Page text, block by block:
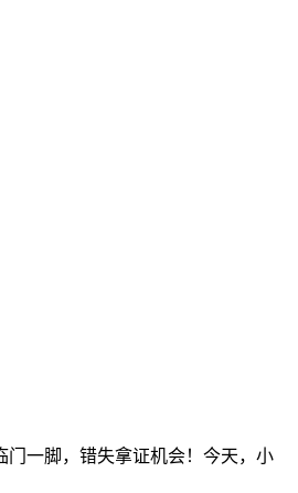
门一脚，错失拿证机会！今天，小